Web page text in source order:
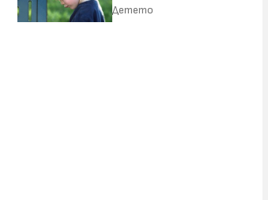
Детето